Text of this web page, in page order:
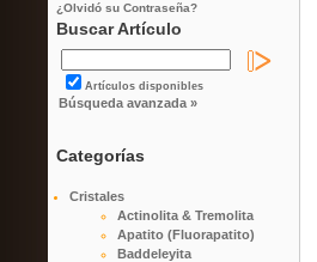
¿Olvidó su Contraseña?
Buscar Artículo
Artículos disponibles
Búsqueda avanzada »
Categorías
Cristales
Actinolita & Tremolita
Apatito (Fluorapatito)
Baddeleyita